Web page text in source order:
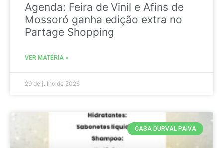
Agenda: Feira de Vinil e Afins de
Mossoró ganha edição extra no
Partage Shopping
VER MATÉRIA »
29 de julho de 2026
CASA DURVAL PAIVA